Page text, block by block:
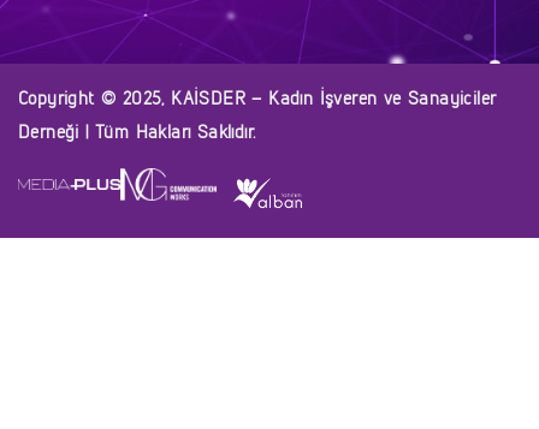
Copyright © 2025, KAİSDER – Kadın İşveren ve Sanayiciler
Derneği | Tüm Hakları Saklıdır.